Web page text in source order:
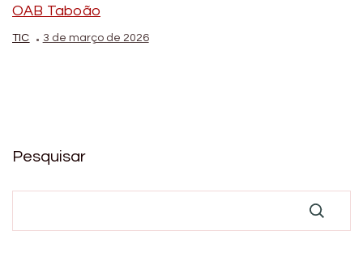
OAB Taboão
TIC 3 de março de 2026
Pesquisar